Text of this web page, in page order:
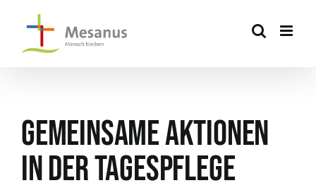
content
Gemeinsame Aktionen
in der Tagespflege